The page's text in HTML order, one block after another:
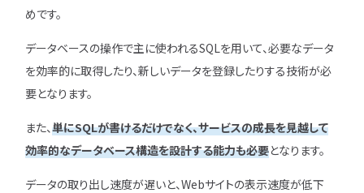
めです。
データベースの操作で主に使われるSQLを用いて、必要なデータ
を効率的に取得したり、新しいデータを登録したりする技術が必
要となります。
また、単にSQLが書けるだけでなく、サービスの成長を見越して
効率的なデータベース構造を設計する能力も必要となります。
データの取り出し速度が遅いと、Webサイトの表示速度が低下